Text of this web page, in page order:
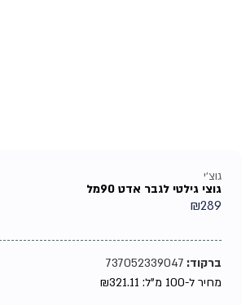
גוצ'י
גוצי גילטי לגבר אדט 90מל
₪289
ברקוד:737052339047
מחיר ל-100 מ"ל:
₪321.11